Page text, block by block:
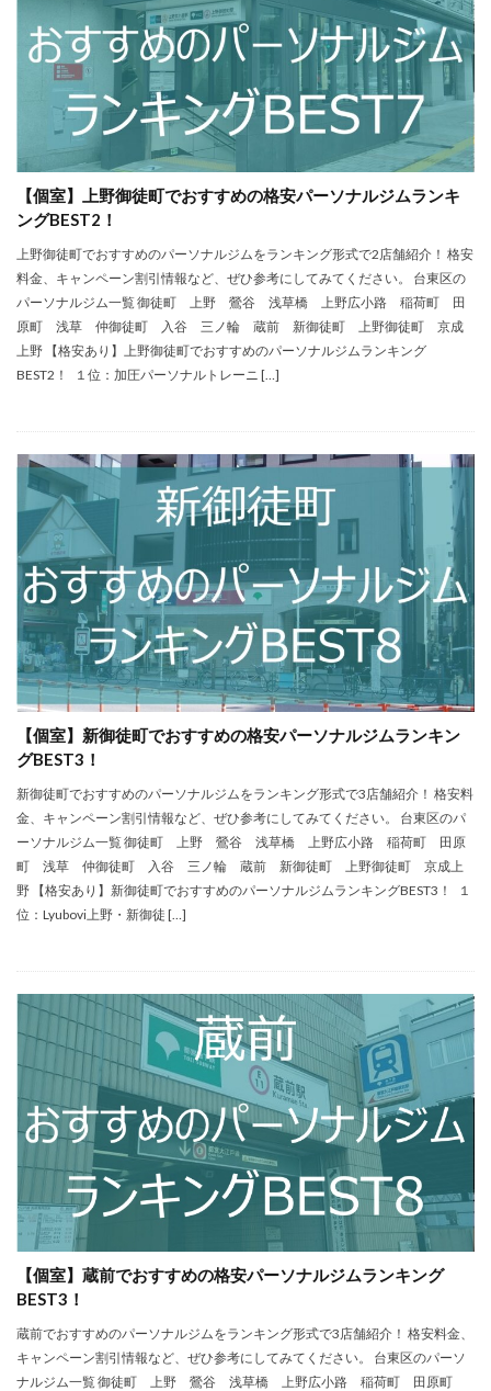
【個室】上野御徒町でおすすめの格安パーソナルジムランキ
ングBEST2！
上野御徒町でおすすめのパーソナルジムをランキング形式で2店舗紹介！ 格安
料金、キャンペーン割引情報など、ぜひ参考にしてみてください。 台東区の
パーソナルジム一覧 御徒町 上野 鶯谷 浅草橋 上野広小路 稲荷町 田
原町 浅草 仲御徒町 入谷 三ノ輪 蔵前 新御徒町 上野御徒町 京成
上野 【格安あり】上野御徒町でおすすめのパーソナルジムランキング
BEST2！ １位：加圧パーソナルトレーニ […]
【個室】新御徒町でおすすめの格安パーソナルジムランキン
グBEST3！
新御徒町でおすすめのパーソナルジムをランキング形式で3店舗紹介！ 格安料
金、キャンペーン割引情報など、ぜひ参考にしてみてください。 台東区のパ
ーソナルジム一覧 御徒町 上野 鶯谷 浅草橋 上野広小路 稲荷町 田原
町 浅草 仲御徒町 入谷 三ノ輪 蔵前 新御徒町 上野御徒町 京成上
野 【格安あり】新御徒町でおすすめのパーソナルジムランキングBEST3！ １
位：Lyubovi上野・新御徒 […]
【個室】蔵前でおすすめの格安パーソナルジムランキング
BEST3！
蔵前でおすすめのパーソナルジムをランキング形式で3店舗紹介！ 格安料金、
キャンペーン割引情報など、ぜひ参考にしてみてください。 台東区のパーソ
ナルジム一覧 御徒町 上野 鶯谷 浅草橋 上野広小路 稲荷町 田原町